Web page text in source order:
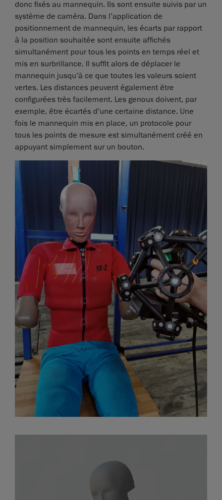
donc fixés au mannequin. Ils sont ensuite suivis par un
système de caméra. Dans l’application de
positionnement de mannequin, les écarts par rapport
à la position souhaitée sont ensuite affichés
simultanément pour tous les points en temps réel et
mis en surbrillance. Il suffit alors de déplacer le
mannequin jusqu’à ce que toutes les valeurs soient
vertes. Les distances peuvent également être
configurées très facilement. Les genoux doivent, par
exemple, être écartés d’une certaine distance. Une
fois le mannequin mis en place, un protocole pour
tous les points de mesure est simultanément créé en
appuyant simplement sur un bouton.